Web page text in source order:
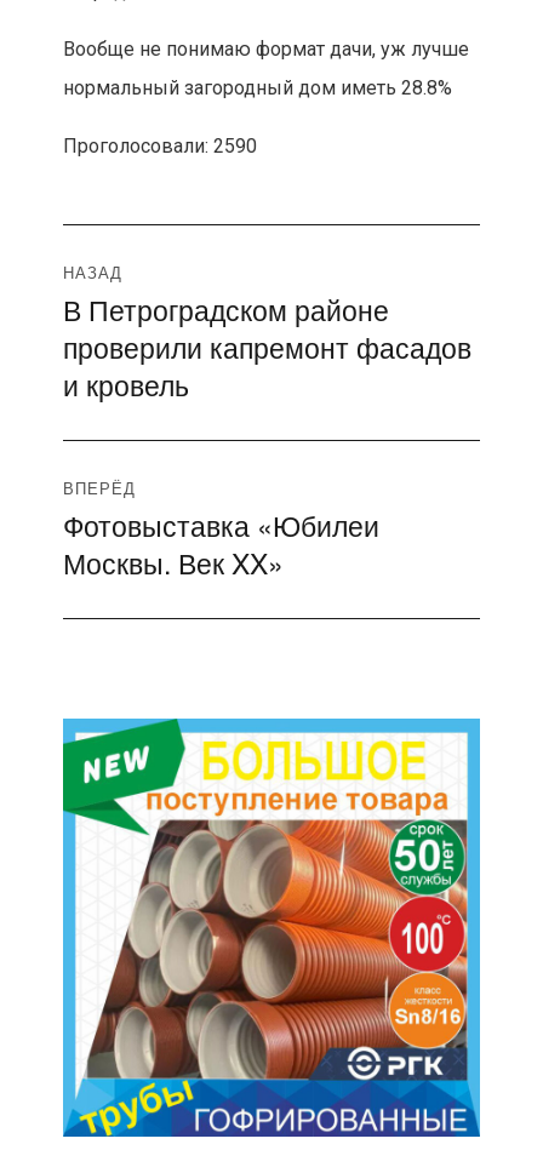
Вообще не понимаю формат дачи, уж лучше
нормальный загородный дом иметь 28.8%
Проголосовали: 2590
Навигация
по
записям
НАЗАД
Предыдущая
запись:
В Петроградском районе
проверили капремонт фасадов
и кровель
ВПЕРЁД
Следующая
запись:
Фотовыставка «Юбилеи
Москвы. Век XX»